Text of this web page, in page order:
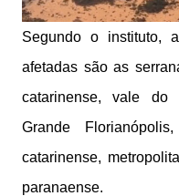
Segundo o instituto,
afetadas são as
catarinense, vale do
Grande
catarinense,
paranaense.